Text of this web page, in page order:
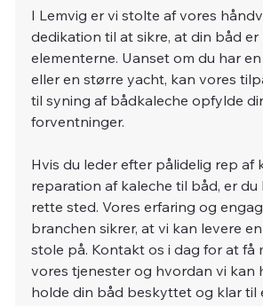
I Lemvig er vi stolte af vores
dedikation til at sikre, at din båd
elementerne. Uanset om du har
eller en større yacht, kan vores
til syning af bådkaleche opfylde
forventninger.
Hvis du leder efter pålidelig rep af
reparation af kaleche til båd, er
rette sted. Vores erfaring og
branchen sikrer, at vi kan levere
stole på. Kontakt os i dag for at få
vores tjenester og hvordan vi kan
holde din båd beskyttet og klar til